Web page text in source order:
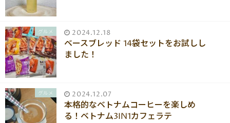
グルメ 2024.12.18
ベースブレッド 14袋セットをお試しし
ました！
グルメ 2024.12.07
本格的なベトナムコーヒーを楽しめ
る！ベトナム3IN1カフェラテ